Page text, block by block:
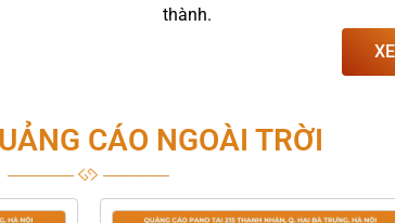
thành.
CÁO NGOÀI TRỜI